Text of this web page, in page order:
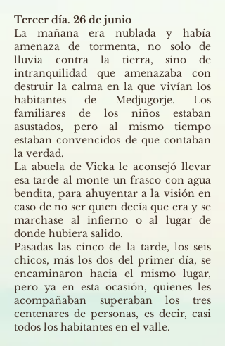
Tercer día. 26 de junio
La mañana era nublada y había
amenaza de tormenta, no solo de
lluvia contra la tierra, sino de
intranquilidad que amenazaba con
destruir la calma en la que vivían los
habitantes de Medjugorje. Los
familiares de los niños estaban
asustados, pero al mismo tiempo
estaban convencidos de que contaban
la verdad.
La abuela de Vicka le aconsejó llevar
esa tarde al monte un frasco con agua
bendita, para ahuyentar a la visión en
caso de no ser quien decía que era y se
marchase al infierno o al lugar de
donde hubiera salido.
Pasadas las cinco de la tarde, los seis
chicos, más los dos del primer día, se
encaminaron hacia el mismo lugar,
pero ya en esta ocasión, quienes les
acompañaban superaban los tres
centenares de personas, es decir, casi
todos los habitantes en el valle.